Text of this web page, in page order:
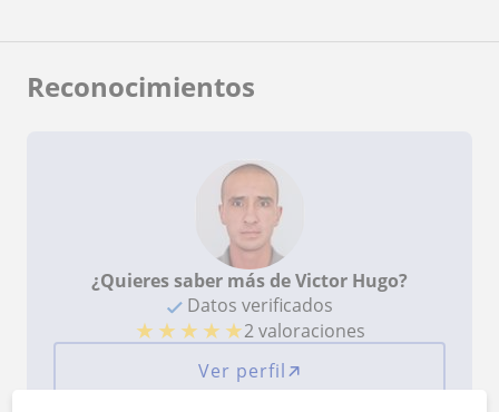
Reconocimientos
¿Quieres saber más de Victor Hugo?
Datos verificados
★ ★ ★ ★ ★2 valoraciones
Ver perfil